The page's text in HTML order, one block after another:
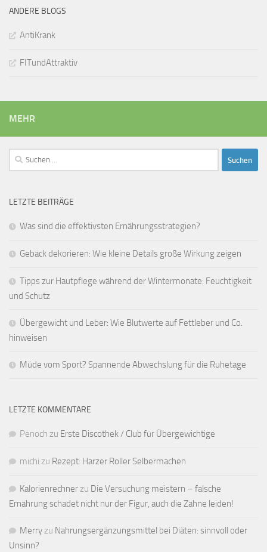
ANDERE BLOGS
AntiKrank
FITundAttraktiv
MEHR
Suchen
nach:
LETZTE BEITRÄGE
Was sind die effektivsten Ernährungsstrategien?
Gebäck dekorieren: Wie kleine Details große Wirkung zeigen
Tipps zur Hautpflege während der Wintermonate: Feuchtigkeit
und Schutz
Übergewicht und Leber: Wie Blutwerte auf Fettleber und Co.
hinweisen
Müde vom Sport? Spannende Abwechslung für die Ruhetage
LETZTE KOMMENTARE
Penoch zu Erste Discothek / Club für Übergewichtige
michi zu Rezept: Harzer Roller Selbermachen
Kalorienrechnerzu Die Versuchung meistern – falsche
Ernährung schadet nicht nur der Figur, auch die Zähne leiden!
Merryzu Nahrungsergänzungsmittel bei Diäten: sinnvoll oder
Unsinn?